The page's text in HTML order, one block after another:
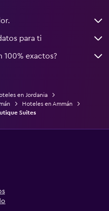
para ti
100% exactos?
en Jordania
Hoteles en Ammán
Suites